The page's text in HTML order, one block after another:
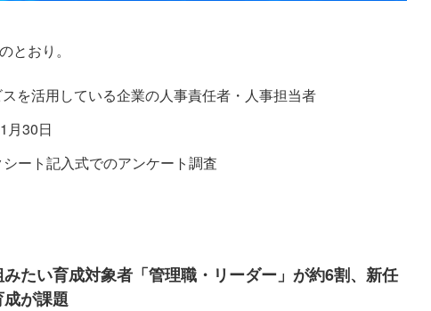
とおり。
スを活用している企業の人事責任者・人事担当者
月30日
ート記入式でのアンケート調査
たい育成対象者「管理職・リーダー」が約6割、新任
が課題